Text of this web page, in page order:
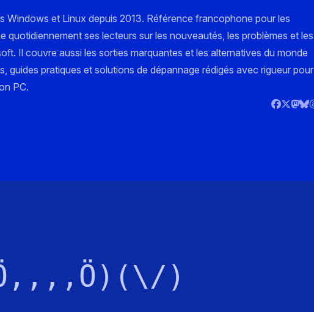
Windows et Linux depuis 2013. Référence francophone pour les
quotidiennement ses lecteurs sur les nouveautés, les problèmes et les
Il couvre aussi les sorties marquantes et les alternatives du monde
guides pratiques et solutions de dépannage rédigés avec rigueur pour
PC.
)